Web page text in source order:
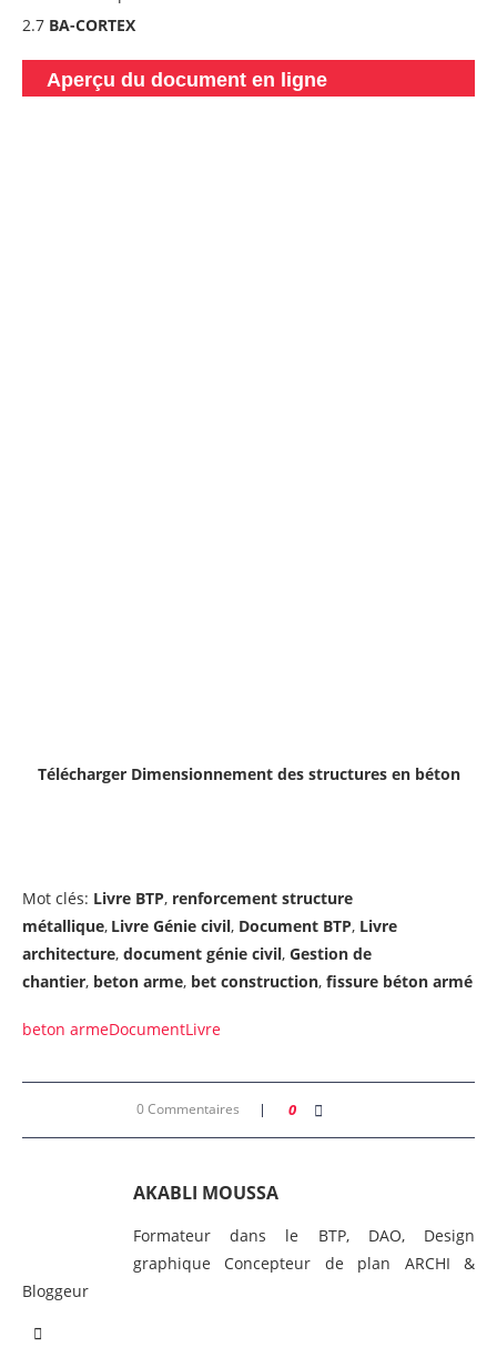
2.7 BA-CORTEX
Aperçu du document en ligne
Télécharger Dimensionnement des structures en béton
Mot clés: Livre BTP, renforcement structure
métallique, Livre Génie civil, Document BTP, Livre
architecture, document génie civil, Gestion de
chantier, beton arme, bet construction, fissure béton armé
beton armeDocumentLivre
0 Commentaires 0
AKABLI MOUSSA
Formateur dans le BTP, DAO, Design
graphique Concepteur de plan ARCHI &
Bloggeur